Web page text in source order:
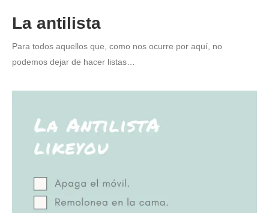
La antilista
Para todos aquellos que, como nos ocurre por aquí, no
podemos dejar de hacer listas…